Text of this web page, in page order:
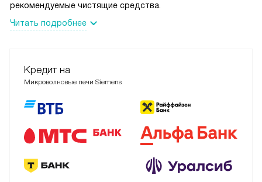
рекомендуемые чистящие средства.
Читать подробнее
Кредит на
Микроволновые печи Siemens